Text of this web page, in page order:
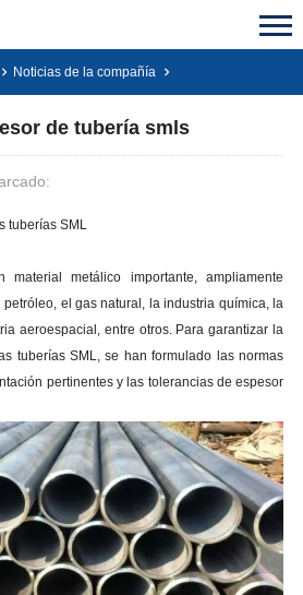
Noticias de la compañía
de tubería smls
tuberías SML
metálico importante, ampliamente
el gas natural, la industria química, la
aeroespacial, entre otros. Para garantizar la
tuberías SML, se han formulado las normas
pertinentes y las tolerancias de espesor